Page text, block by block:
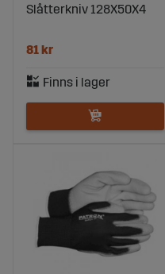
Slåtterkniv 128X50X4
81 kr